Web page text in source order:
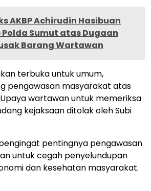
AKBP Achirudin Hasibuan
Sumut atas Dugaan
Barang Wartawan
terbuka untuk umum,
pengawasan masyarakat atas
wartawan untuk memeriksa
kejaksaan ditolak oleh Subi
pentingnya pengawasan
untuk cegah penyelundupan
dan kesehatan masyarakat.